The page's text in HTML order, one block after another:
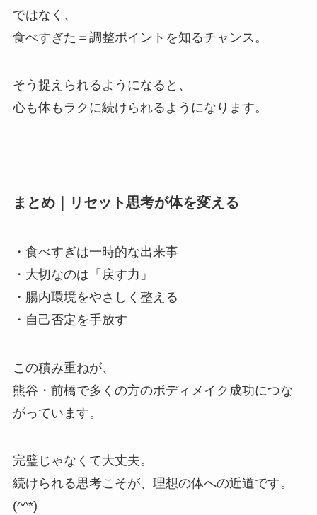
ではなく、
食べすぎた＝調整ポイントを知るチャンス。
そう捉えられるようになると、
心も体もラクに続けられるようになります。
まとめ｜リセット思考が体を変える
・食べすぎは一時的な出来事
・大切なのは「戻す力」
・腸内環境をやさしく整える
・自己否定を手放す
この積み重ねが、
熊谷・前橋で多くの方のボディメイク成功につな
がっています。
完璧じゃなくて大丈夫。
続けられる思考こそが、理想の体への近道です。
(^^*)